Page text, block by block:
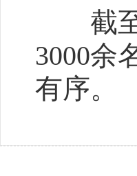
截至
3000余
有序。